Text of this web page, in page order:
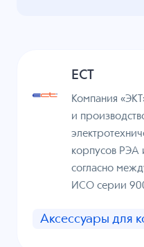
ECT
Компания
и
корпусов РЭА
согласно
ИСО серии
Аксессуары для